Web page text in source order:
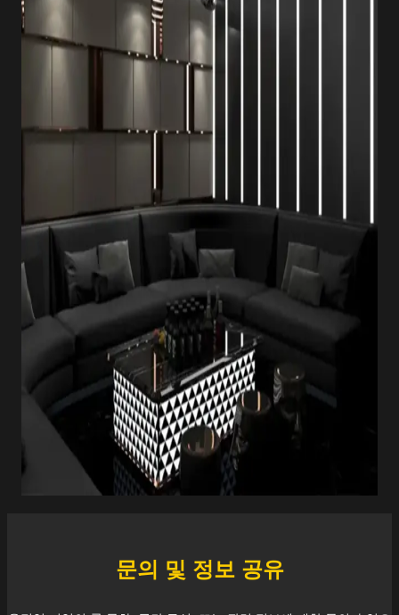
문의 및 정보 공유